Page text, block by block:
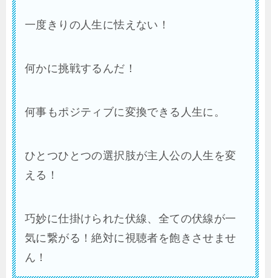
一度きりの人生に怯えない！
何かに挑戦するんだ！
何事もポジティブに変換できる人生に。
ひとつひとつの選択肢が主人公の人生を変
える！
巧妙に仕掛けられた伏線、全ての伏線が一
気に繋がる！絶対に視聴者を飽きさせませ
ん！